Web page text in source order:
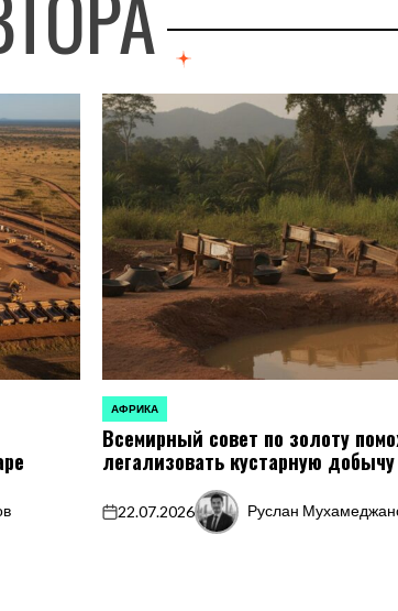
ОПУБЛИКОВАНО
В
АФРИКА
Всемирный совет по золоту
легализовать кустарную добычу
on
22.07.2026
Запись
Руслан